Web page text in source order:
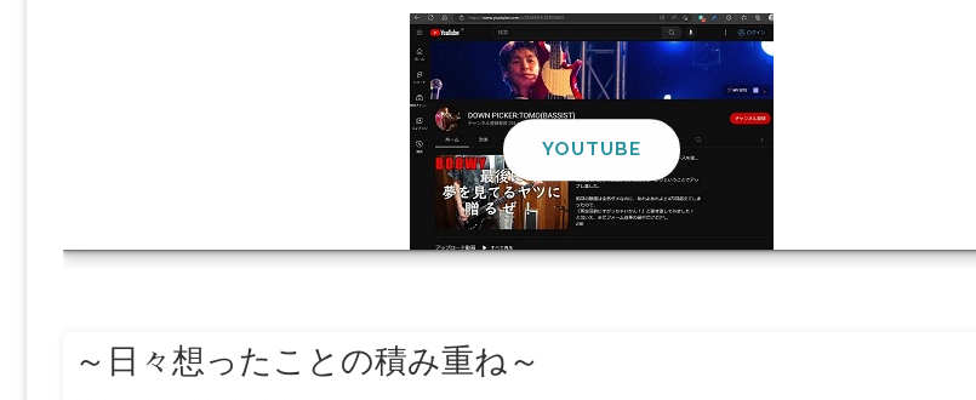
YOUTUBE
～日々想ったことの積み重ね～